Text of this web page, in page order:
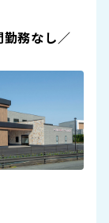
勤務なし／